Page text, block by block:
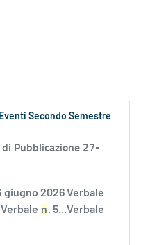
Secondo Semestre
di Pubblicazione 27-
giugno 2026 Verbale
n. 5...Verbale